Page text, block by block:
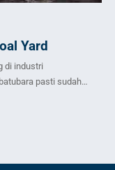
Yard
di industri
pasti sudah
dari logistik